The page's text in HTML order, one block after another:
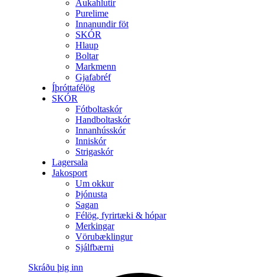
Aukahlutir
Purelime
Innanundir föt
SKÓR
Hlaup
Boltar
Markmenn
Gjafabréf
Íþróttafélög
SKÓR
Fótboltaskór
Handboltaskór
Innanhússkór
Inniskór
Strigaskór
Lagersala
Jakosport
Um okkur
Þjónusta
Sagan
Félög, fyrirtæki & hópar
Merkingar
Vörubæklingur
Sjálfbærni
Skráðu þig inn